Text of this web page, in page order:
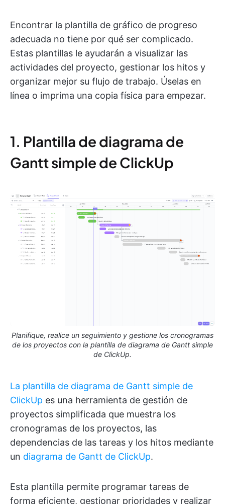
Encontrar la plantilla de gráfico de progreso
adecuada no tiene por qué ser complicado.
Estas plantillas le ayudarán a visualizar las
actividades del proyecto, gestionar los hitos y
organizar mejor su flujo de trabajo. Úselas en
línea o imprima una copia física para empezar.
1. Plantilla de diagrama de
Gantt simple de ClickUp
Planifique, realice un seguimiento y gestione los cronogramas
de los proyectos con la plantilla de diagrama de Gantt simple
de ClickUp.
La plantilla de diagrama de Gantt simple de
ClickUp es una herramienta de gestión de
proyectos simplificada que muestra los
cronogramas de los proyectos, las
dependencias de las tareas y los hitos mediante
un diagrama de Gantt de ClickUp.
Esta plantilla permite programar tareas de
forma eficiente, gestionar prioridades y realizar